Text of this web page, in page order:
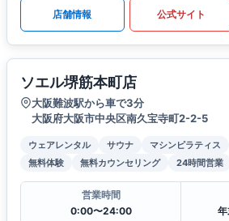
店舗情報 公式サイト
ソエル堺筋本町店
大阪難波駅から車で3分
大阪府大阪市中央区南久宝寺町2-2-5
ウェアレンタル サウナ マシンピラティス
無料体験
無料カウンセリング 24時間営業
営業時間
0:00〜24:00